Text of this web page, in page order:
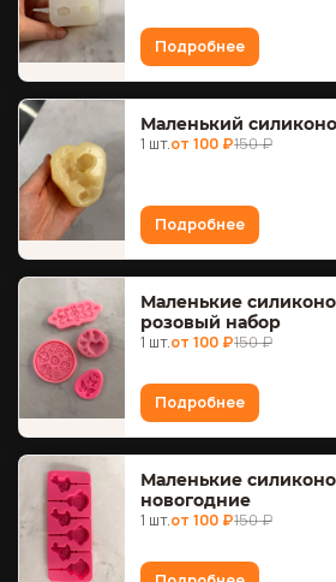
Подробнее
Маленький
1 шт.от 100 ₽150 ₽
Подробнее
Маленькие
розовый набор
1 шт.от 100 ₽150 ₽
Подробнее
Маленькие
новогодние
1 шт.от 100 ₽150 ₽